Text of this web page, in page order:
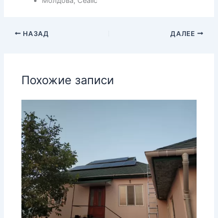
НАЗАД ДАЛЕЕ
Похожие записи